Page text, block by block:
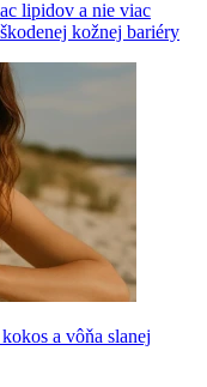
lipidov a nie viac
kožnej bariéry
a vôňa slanej